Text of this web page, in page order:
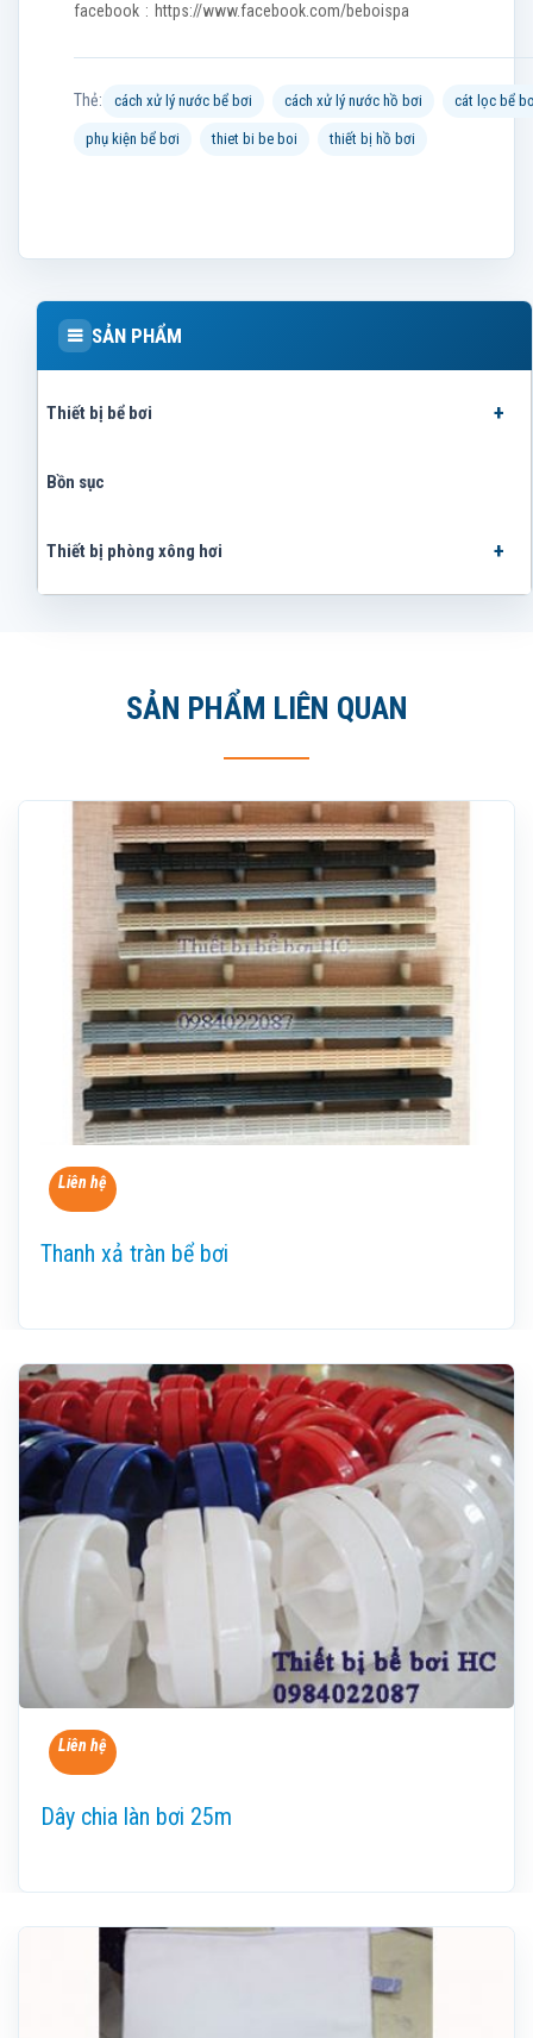
facebook : https://www.facebook.com/beboispa
Thẻ: cách xử lý nước bể bơi cách xử lý nước hồ bơi cát lọc bể
phụ kiện bể bơi thiet bi be boi thiết bị hồ bơi
SẢN PHẨM
Thiết bị bể bơi
Bồn sục
Thiết bị phòng xông hơi
SẢN PHẨM LIÊN QUAN
Liên hệ
Thanh xả tràn bể bơi
Liên hệ
Dây chia làn bơi 25m